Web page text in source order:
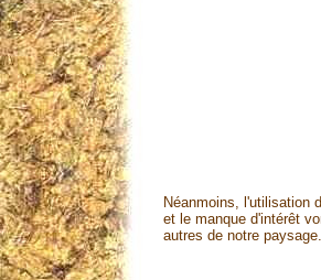
Néanmoins, l'utilisation
et le manque d'intérêt
autres de notre paysage.